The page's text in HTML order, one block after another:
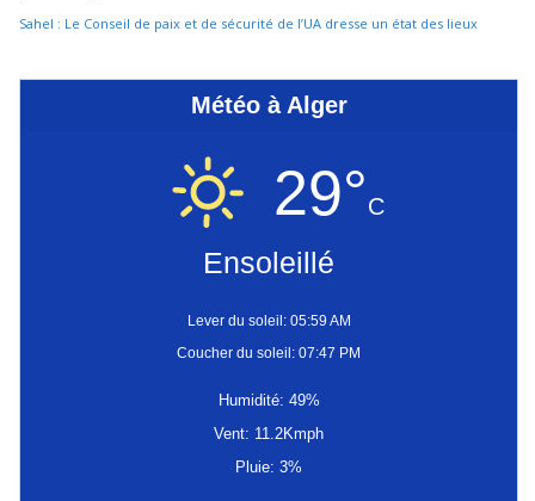
Sahel : Le Conseil de paix et de sécurité de l’UA dresse un état des lieux
Météo à Alger
29°C
Ensoleillé
Lever du soleil: 05:59 AM
Coucher du soleil: 07:47 PM
Humidité: 49%
Vent: 11.2Kmph
Pluie: 3%